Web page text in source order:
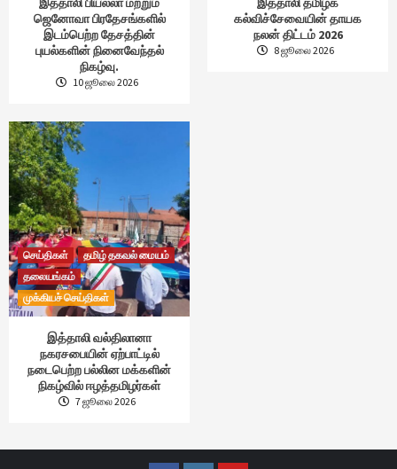
ஜெனோவா பிரதேசங்களில்
இடம்பெற்ற தேசத்தின்
புயல்களின் நினைவேந்தல்
நிகழ்வு.
10 ஜூலை 2026
கல்விச்சேவையின் தாயக
நலன் திட்டம் 2026
8 ஜூலை 2026
செய்திகள்
தமிழ் தகவல் மையம்
தலையங்கம்
முக்கியச் செய்திகள்
இத்தாலி வல்திலானா
நகரசபையின் ஏற்பாட்டில்
நடைபெற்ற பல்லின மக்களின்
நிகழ்வில் ஈழத்தமிழர்கள்
7 ஜூலை 2026